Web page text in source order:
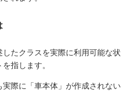
たクラスを実際に利用可能な状
指します。
際に「車本体」が作成されない